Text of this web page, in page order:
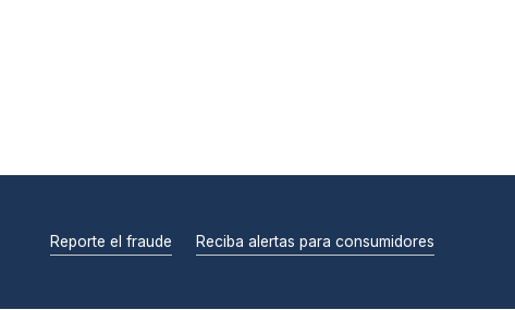
Reporte el fraude Reciba alertas para consumidores